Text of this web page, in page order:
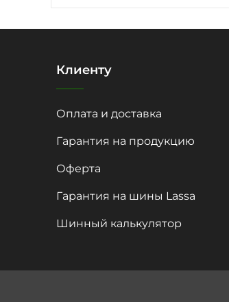
Клиенту
Оплата и доставка
Гарантия на продукцию
Оферта
Гарантия на шины Lassa
Шинный калькулятор